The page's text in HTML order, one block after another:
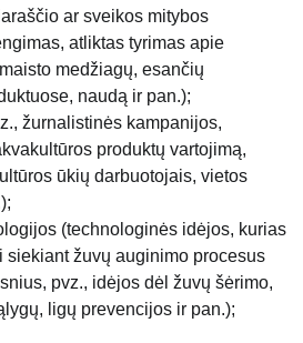
ar sveikos mitybos
atliktas tyrimas apie
medžiagų, esančių
naudą ir pan.);
žurnalistinės kampanijos,
produktų vartojimą,
ūkių darbuotojais, vietos
(technologinės idėjos, kurias
siekiant žuvų auginimo procesus
pvz., idėjos dėl žuvų šėrimo,
ligų prevencijos ir pan.);